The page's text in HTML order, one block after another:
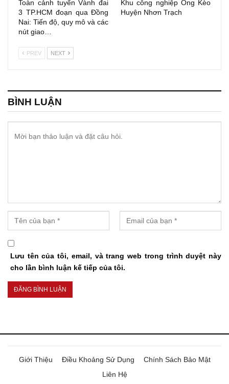
Toàn cảnh tuyến Vành đai
3 TP.HCM đoạn qua Đồng
Nai: Tiến độ, quy mô và các
nút giao…
Khu công nghiệp Ông Kèo
Huyện Nhơn Trạch
PREV NEXT
BÌNH LUẬN
Lưu tên của tôi, email, và trang web trong trình duyệt này
cho lần bình luận kế tiếp của tôi.
Giới Thiệu Điều Khoảng Sử Dụng
Chính Sách Bảo Mật
Liên Hệ